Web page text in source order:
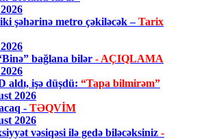
şəhərinə metro çəkiləcək –Tarix
bağlana bilər - AÇIQLAMA
aldı, işə düşdü: “Tapa bilmirəm”
2026
- TƏQVİM
2026
vəsiqəsi ilə gedə biləcəksiniz -